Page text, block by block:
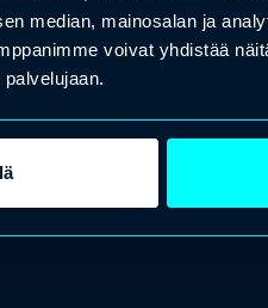
median, mainosalan ja
voivat yhdistää